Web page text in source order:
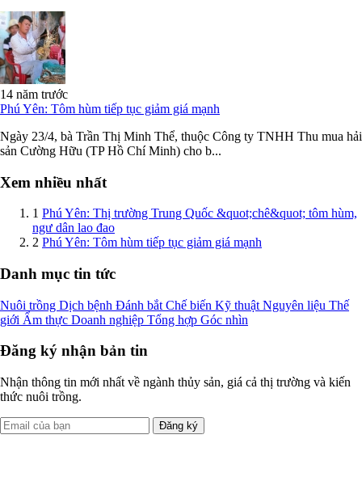
14 năm trước
Phú Yên: Tôm hùm tiếp tục giảm giá mạnh
Ngày 23/4, bà Trần Thị Minh Thể, thuộc Công ty TNHH Thu mua hải
sản Cường Hữu (TP Hồ Chí Minh) cho b...
Xem nhiều nhất
1 Phú Yên: Thị trường Trung Quốc &quot;chê&quot; tôm hùm,
ngư dân lao đao
2 Phú Yên: Tôm hùm tiếp tục giảm giá mạnh
Danh mục tin tức
Nuôi trồng Dịch bệnh Đánh bắt Chế biến Kỹ thuật Nguyên liệu Thế
giới Ẩm thực Doanh nghiệp Tổng hợp Góc nhìn
Đăng ký nhận bản tin
Nhận thông tin mới nhất về ngành thủy sản, giá cả thị trường và kiến
thức nuôi trồng.
Đăng ký